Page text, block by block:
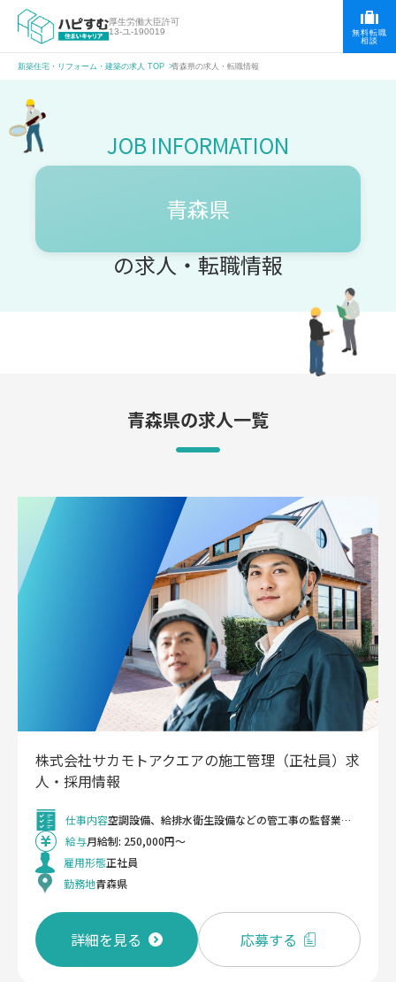
厚生労働大臣許可
13-ユ-190019
無料転職
相談
新築住宅・リフォーム・建築の求人 TOP 青森県の求人・転職情報
青森県
の求人・転職情報
青森県の求人一覧
株式会社サカモトアクエアの施工管理（正社員）求
人・採用情報
仕事内容
空調設備、給排水衛生設備などの管工事の監督業務をお任せします。担当物件は青森県東部を中心に県内が多く、商用施設や学校や病院などの公共施設など案件も幅広く対応しています。 《具体的には》 施工現場における監理/監督、設計図/施工図の作成、清算業務、作業スタッフの指導や手配、積算業務などをお任せします。 《案件数》 年間100件ほど 《同時進行》 1～2件ほど 《繁忙期》 10月～3月(繁忙期の平均残業時間：月30時間) ＜変更の範囲＞ なし
給与月給制: 250,000円～
雇用形態正社員
勤務地青森県
詳細を見る 応募する